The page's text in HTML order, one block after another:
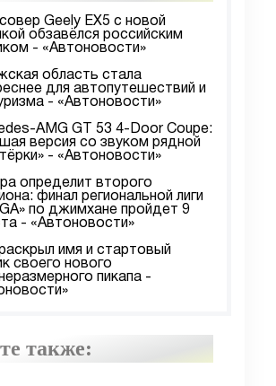
Geely EX5 с новой
обзавёлся российским
- «Автоновости»
область стала
для автопутешествий и
- «Автоновости»
AMG GT 53 4-Door Coupe:
версия со звуком рядной
- «Автоновости»
определит второго
финал региональной лиги
по джимхане пройдет 9
- «Автоновости»
имя и стартовый
своего нового
пикапа -
также: